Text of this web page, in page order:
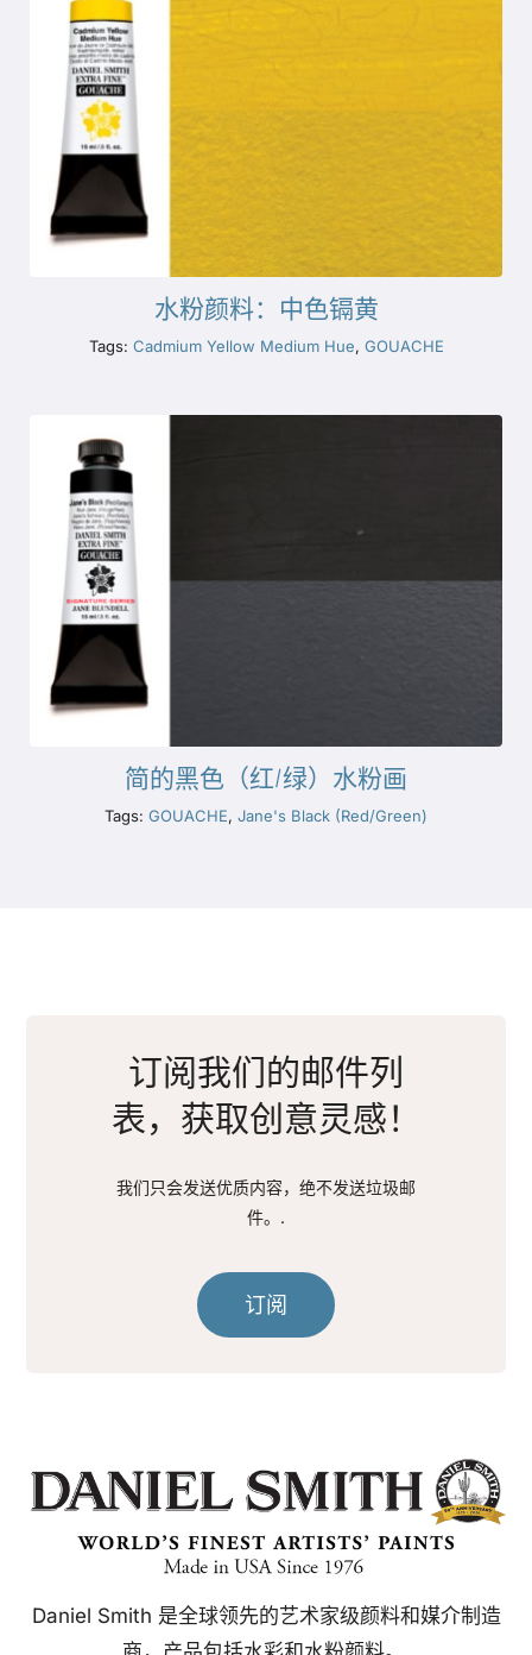
水粉颜料：中色镉黄
Tags: Cadmium Yellow Medium Hue, GOUACHE
简的黑色（红/绿）水粉画
Tags: GOUACHE, Jane's Black (Red/Green)
订阅我们的邮件列
表，获取创意灵感！
我们只会发送优质内容，绝不发送垃圾邮
件。.
订阅
Daniel Smith 是全球领先的艺术家级颜料和媒介制造